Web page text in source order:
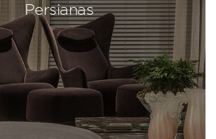
Persianas